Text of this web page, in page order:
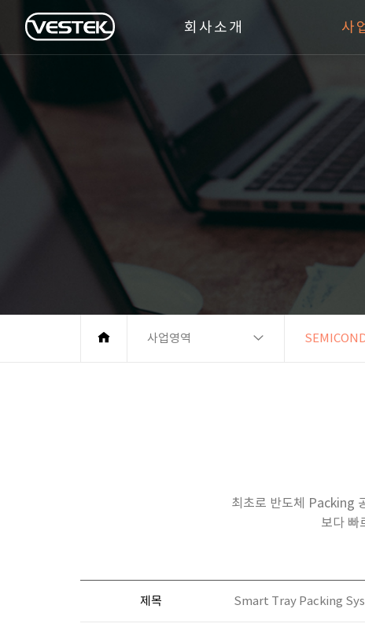
회사소개 사
사업영역
최초로 반도체 Packing
보다 빠
제목 Smart Tray Packing